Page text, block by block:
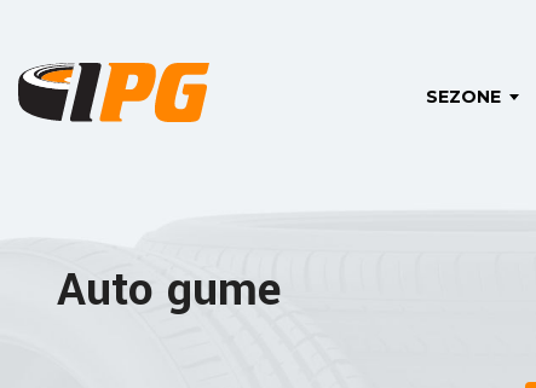
SEZONE
Auto gume